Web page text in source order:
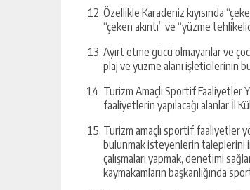
Özellikle Karadeniz kıyısında
“çeken akıntı” ve “yüzme
Ayırt etme gücü olmayanlar ve
plaj ve yüzme alanı işleticilerinin
Turizm Amaçlı Sportif
faaliyetlerin yapılacağı alanlar İl
Turizm amaçlı sportif faaliyetler
bulunmak isteyenlerin taleplerini
çalışmaları yapmak, denetimi
kaymakamların başkanlığında